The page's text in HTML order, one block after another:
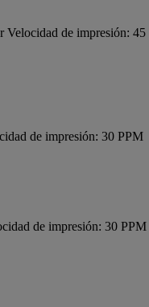
de impresión: 45
de impresión: 30 PPM
de impresión: 30 PPM